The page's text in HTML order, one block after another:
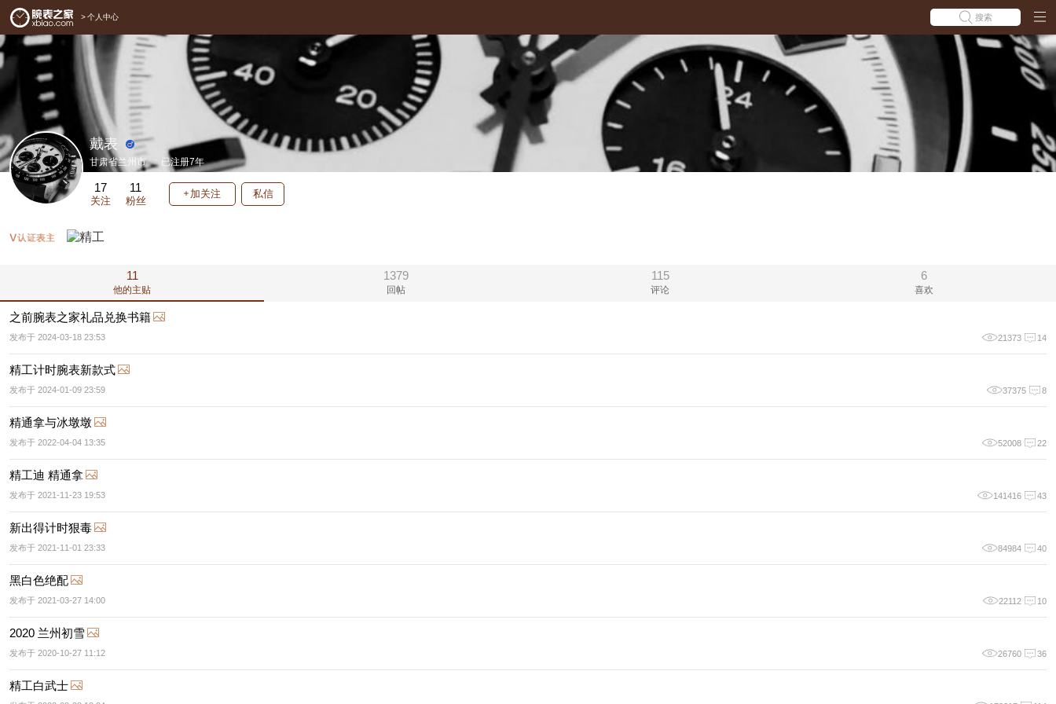
> 个人中心 搜索
戴表
甘肃省兰州市 已注册7年
17
关注
11
粉丝
加关注 私信
11
他的主贴
1379
回帖
115
评论
6
喜欢
之前腕表之家礼品兑换书籍
发布于 2024-03-18 23:53 21373 14
精工计时腕表新款式
发布于 2024-01-09 23:59 37375 8
精通拿与冰墩墩
发布于 2022-04-04 13:35 52008 22
精工迪 精通拿
发布于 2021-11-23 19:53 141416 43
新出得计时狠毒
发布于 2021-11-01 23:33 84984 40
黑白色绝配
发布于 2021-03-27 14:00 22112 10
2020 兰州初雪
发布于 2020-10-27 11:12 26760 36
精工白武士